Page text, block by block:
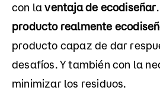
con laventaja de ecodiseñar
producto realmente
producto capaz de dar
desafíos. Y también con la
minimizar los residuos.